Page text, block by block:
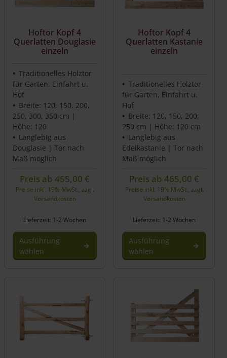
Hoftor Kopf 4
Querlatten Douglasie
einzeln
Traditionelles Holztor
für Garten, Einfahrt u.
Hof
Breite: 120, 150, 200,
250, 300, 350 cm |
Höhe: 120
Langlebig aus
Douglasie | Tor nach
Maß möglich
Preis ab 455,00 €
Preise inkl. 19% MwSt., zzgl.
Versandkosten
Lieferzeit: 1-2 Wochen
Ausführung
wählen
Hoftor Kopf 4
Querlatten Kastanie
einzeln
Traditionelles Holztor
für Garten, Einfahrt u.
Hof
Breite: 120, 150, 200,
250 cm | Höhe: 120 cm
Langlebig aus
Edelkastanie | Tor nach
Maß möglich
Preis ab 465,00 €
Preise inkl. 19% MwSt., zzgl.
Versandkosten
Lieferzeit: 1-2 Wochen
Ausführung
wählen